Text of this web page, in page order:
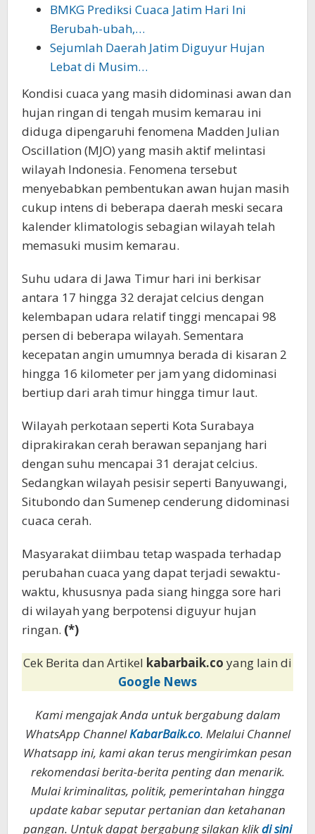
BMKG Prediksi Cuaca Jatim Hari Ini
Berubah-ubah,…
Sejumlah Daerah Jatim Diguyur Hujan
Lebat di Musim…
Kondisi cuaca yang masih didominasi awan dan
hujan ringan di tengah musim kemarau ini
diduga dipengaruhi fenomena Madden Julian
Oscillation (MJO) yang masih aktif melintasi
wilayah Indonesia. Fenomena tersebut
menyebabkan pembentukan awan hujan masih
cukup intens di beberapa daerah meski secara
kalender klimatologis sebagian wilayah telah
memasuki musim kemarau.
Suhu udara di Jawa Timur hari ini berkisar
antara 17 hingga 32 derajat celcius dengan
kelembapan udara relatif tinggi mencapai 98
persen di beberapa wilayah. Sementara
kecepatan angin umumnya berada di kisaran 2
hingga 16 kilometer per jam yang didominasi
bertiup dari arah timur hingga timur laut.
Wilayah perkotaan seperti Kota Surabaya
diprakirakan cerah berawan sepanjang hari
dengan suhu mencapai 31 derajat celcius.
Sedangkan wilayah pesisir seperti Banyuwangi,
Situbondo dan Sumenep cenderung didominasi
cuaca cerah.
Masyarakat diimbau tetap waspada terhadap
perubahan cuaca yang dapat terjadi sewaktu-
waktu, khususnya pada siang hingga sore hari
di wilayah yang berpotensi diguyur hujan
ringan. (*)
Cek Berita dan Artikel kabarbaik.co yang lain di
Google News
Kami mengajak Anda untuk bergabung dalam
WhatsApp ChannelKabarBaik.co. Melalui Channel
Whatsapp ini, kami akan terus mengirimkan pesan
rekomendasi berita-berita penting dan menarik.
Mulai kriminalitas, politik, pemerintahan hingga
update kabar seputar pertanian dan ketahanan
pangan. Untuk dapat bergabung silakan klikdi sini